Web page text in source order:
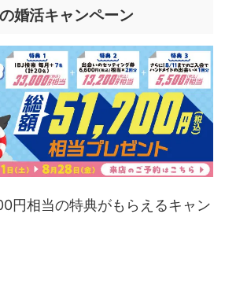
婚活キャンペーン
円相当の特典がもらえるキャン